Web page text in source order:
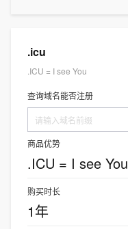
.icu
.ICU = I see You
查询域名能否注册
商品优势
.ICU = I see You
购买时长
1年